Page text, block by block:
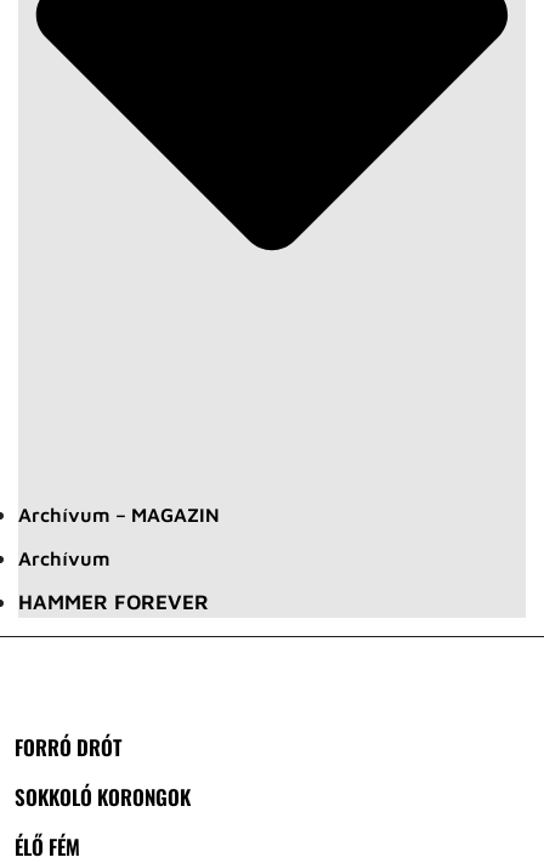
Archívum – MAGAZIN
Archívum
HAMMER FOREVER
FORRÓ DRÓT
SOKKOLÓ KORONGOK
ÉLŐ FÉM